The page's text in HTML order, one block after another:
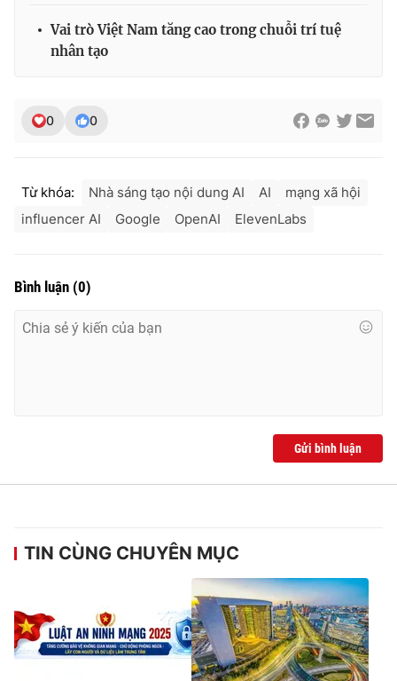
Vai trò Việt Nam tăng cao trong chuỗi trí tuệ
nhân tạo
0 0
Từ khóa: Nhà sáng tạo nội dung AI AI
mạng xã hội
influencer AI
Google OpenAI ElevenLabs
Bình luận (0)
Gửi bình luận
TIN CÙNG CHUYÊN MỤC